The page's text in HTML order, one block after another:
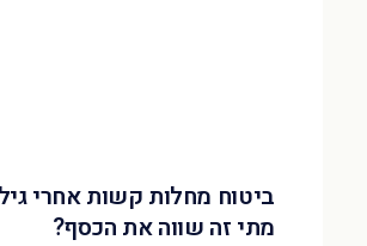
מתי זה שווה את הכסף?